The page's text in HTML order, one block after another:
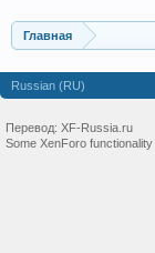
Главная
Russian (RU)
Перевод: XF-Russia.ru
Some XenForo